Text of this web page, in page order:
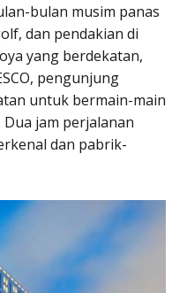
bulan musim panas
dan pendakian di
yang berdekatan,
pengunjung
untuk bermain-main
jam perjalanan
dan pabrik-